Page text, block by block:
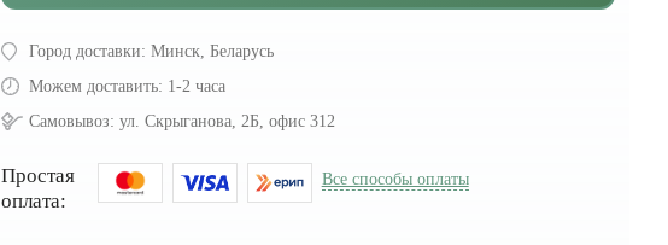
Город доставки: Минск, Беларусь
Можем доставить: 1-2 часа
Самовывоз: ул. Скрыганова, 2Б, офис 312
Простая
оплата:
Все способы оплаты